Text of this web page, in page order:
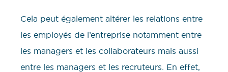
Cela peut également altérer les relations entre
les employés de l’entreprise notamment entre
les managers et les collaborateurs mais aussi
entre les managers et les recruteurs. En effet,